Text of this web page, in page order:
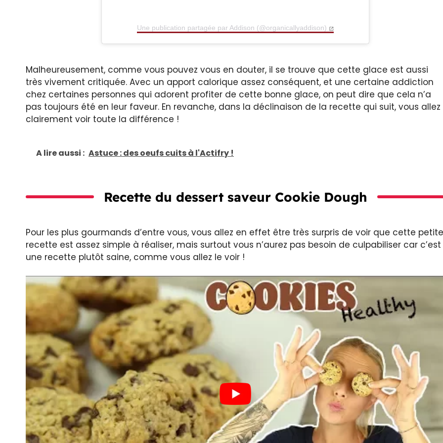
Une publication partagée par Addison (@organicallyaddison)
Malheureusement, comme vous pouvez vous en douter, il se trouve que cette glace est aussi
très vivement critiquée. Avec un apport calorique assez conséquent, et une certaine addiction
chez certaines personnes qui adorent profiter de cette bonne glace, on peut dire que cela n’a
pas toujours été en leur faveur. En revanche, dans la déclinaison de la recette qui suit, vous allez
clairement voir toute la différence !
A lire aussi : Astuce : des oeufs cuits à l'Actifry !
Recette du dessert saveur Cookie Dough
Pour les plus gourmands d’entre vous, vous allez en effet être très surpris de voir que cette petite
recette est assez simple à réaliser, mais surtout vous n’aurez pas besoin de culpabiliser car c’est
une recette plutôt saine, comme vous allez le voir !